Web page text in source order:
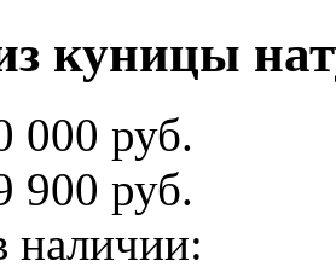
куницы
000 руб.
900 руб.
наличии: